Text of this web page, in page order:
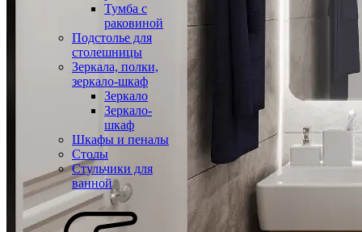
Тумба с
раковиной
Подстолье для
столешницы
Зеркала, полки,
зеркало-шкаф
Зеркало
Зеркало-
шкаф
Шкафы и пеналы
Столы
Стульчики для
ванной